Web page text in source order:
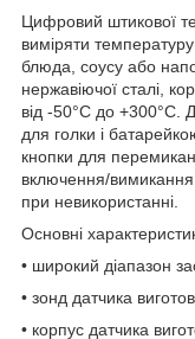
Цифровий штикової
виміряти
блюда, соусу або
нержавіючої сталі,
від -50°С до +300°С.
для голки і
кнопки для
включення/
при невикористанні.
Основні
• широкий діапазон
• зонд датчика
• корпус датчика